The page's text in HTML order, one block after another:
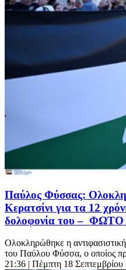
Παύλος Φύσσας:
Κερατσίνι για τα 12
δολοφονία του –
Ολοκληρώθηκε η
του Παύλου Φύσσα, ο οποίος
21:36 | Πέμπτη 18 Σεπτεμβρίου